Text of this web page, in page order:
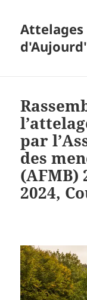
Attelages
par
des
(AFMB)
2024,